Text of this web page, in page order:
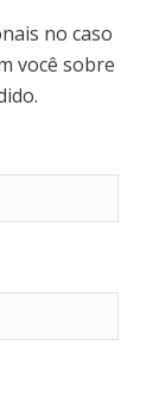
no caso
você sobre